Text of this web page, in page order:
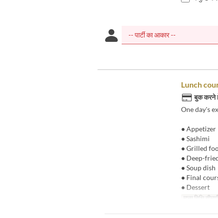
Lunch
बुक करने
One day's
● Appetizer
● Sashimi
● Grilled
● Deep-
● Soup dish
● Final
● Dessert
मान्य तिथि सीमाएँ